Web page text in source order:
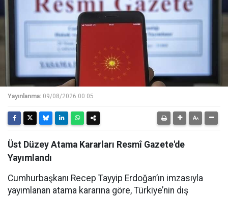
Yayınlanma: 09/08/2026 00:05
Üst Düzey Atama Kararları Resmî Gazete'de
Yayımlandı
Cumhurbaşkanı Recep Tayyip Erdoğan’ın imzasıyla
yayımlanan atama kararına göre, Türkiye’nin dış